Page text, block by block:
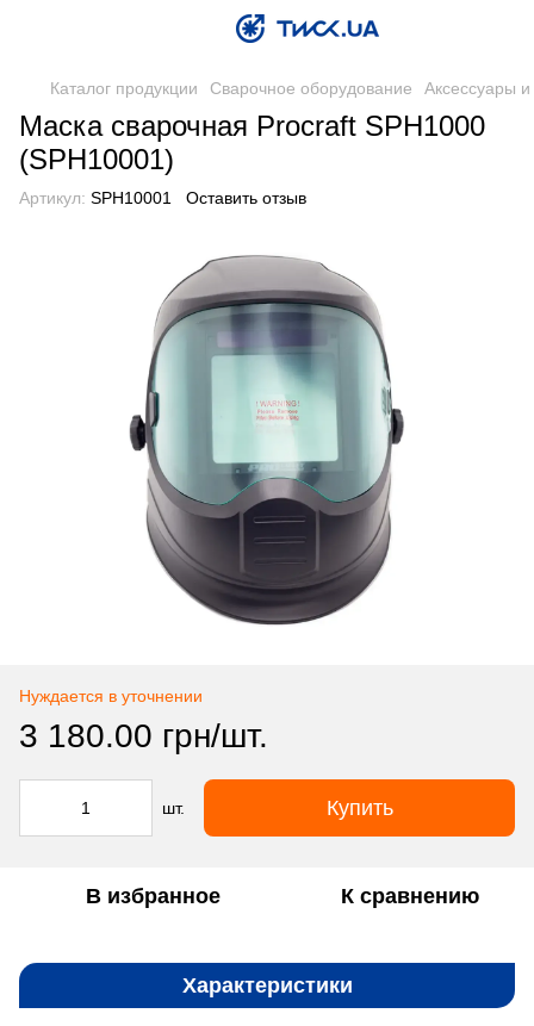
Каталог продукции Сварочное оборудование Аксессуары
Маска сварочная Procraft SPH1000
(SPH10001)
Артикул: SPH10001 Оставить отзыв
Нуждается в уточнении
3 180.00 грн/шт.
шт. Купить
В избранное К сравнению
Характеристики